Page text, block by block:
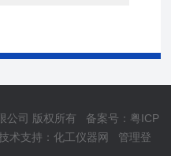
公司 版权所有 备案号：粤ICP
术支持：化工仪器网
管理登